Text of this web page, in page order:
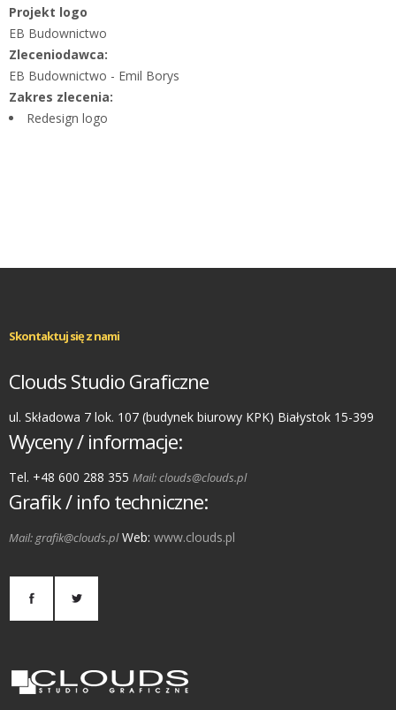
Projekt logo
EB Budownictwo
Zleceniodawca:
EB Budownictwo - Emil Borys
Zakres zlecenia:
Redesign logo
Skontaktuj się z nami
Clouds Studio Graficzne
ul. Składowa 7 lok. 107 (budynek biurowy KPK) Białystok 15-399
Wyceny / informacje:
Tel. +48 600 288 355 Mail: clouds@clouds.pl
Grafik / info techniczne:
Mail: grafik@clouds.plWeb: www.clouds.pl